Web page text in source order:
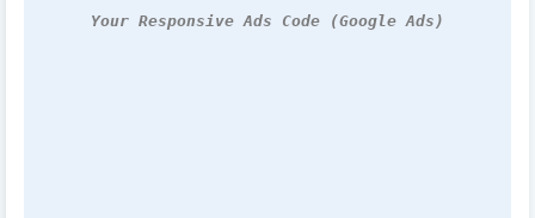
Your Responsive Ads Code (Google Ads)